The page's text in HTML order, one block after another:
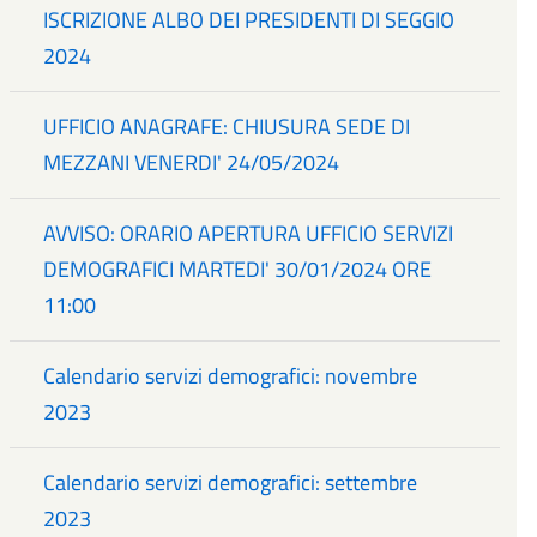
ISCRIZIONE ALBO DEI PRESIDENTI DI SEGGIO
2024
UFFICIO ANAGRAFE: CHIUSURA SEDE DI
MEZZANI VENERDI' 24/05/2024
AVVISO: ORARIO APERTURA UFFICIO SERVIZI
DEMOGRAFICI MARTEDI' 30/01/2024 ORE
11:00
Calendario servizi demografici: novembre
2023
Calendario servizi demografici: settembre
2023